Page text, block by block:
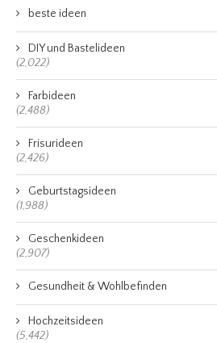
beste ideen
DIY und Bastelideen
(2,022)
Farbideen
(2,488)
Frisurideen
(2,426)
Geburtstagsideen
(1,988)
Geschenkideen
(2,907)
Gesundheit & Wohlbefinden
Hochzeitsideen
(5,442)